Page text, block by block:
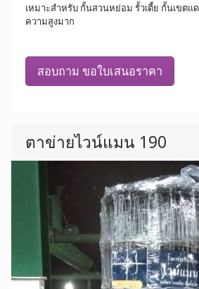
เหมาะสำหรับ กั้นสวนหย่อม รั้วเตี้ย กั้นเขตแ
ความสูงมาก
สอบถาม ขอใบเสนอราคา
ตาข่ายไวน์แมน 190